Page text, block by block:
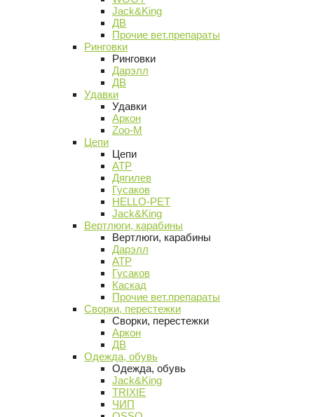
Jack&King
ДВ
Прочие вет.препараты
Ринговки
Ринговки
Дарэлл
ДВ
Удавки
Удавки
Аркон
Zoo-M
Цепи
Цепи
АТР
Дягилев
Гусаков
HELLO-PET
Jack&King
Вертлюги, карабины
Вертлюги, карабины
Дарэлл
АТР
Гусаков
Каскад
Прочие вет.препараты
Сворки, перестежки
Сворки, перестежки
Аркон
ДВ
Одежда, обувь
Одежда, обувь
Jack&King
TRIXIE
ЧИП